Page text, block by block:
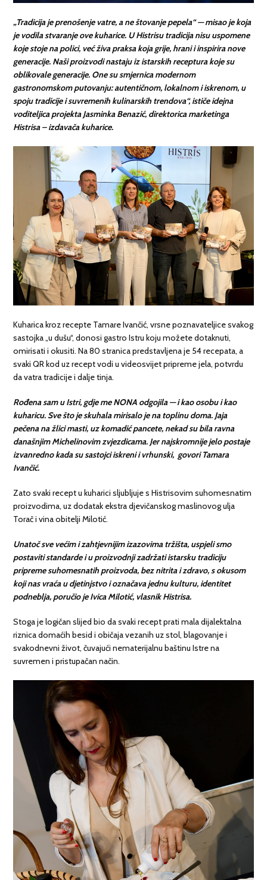
„Tradicija je prenošenje vatre, a ne štovanje pepela“ — misao je koja
je vodila stvaranje ove kuharice. U Histrisu tradicija nisu uspomene
koje stoje na polici, već živa praksa koja grije, hrani i inspirira nove
generacije. Naši proizvodi nastaju iz istarskih receptura koje su
oblikovale generacije. One su smjernica modernom
gastronomskom putovanju: autentičnom, lokalnom i iskrenom, u
spoju tradicije i suvremenih kulinarskih trendova“, ističe idejna
voditeljica projekta Jasminka Benazić, direktorica marketinga
Histrisa – izdavača kuharice.
Kuharica kroz recepte Tamare Ivančić, vrsne poznavateljice svakog
sastojka „u dušu“, donosi gastro Istru koju možete dotaknuti,
omirisati i okusiti. Na 80 stranica predstavljena je 54 recepata, a
svaki QR kod uz recept vodi u videosvijet pripreme jela, potvrdu
da vatra tradicije i dalje tinja.
Rođena sam u Istri, gdje me NONA odgojila — i kao osobu i kao
kuharicu. Sve što je skuhala mirisalo je na toplinu doma. Jaja
pečena na žlici masti, uz komadić pancete, nekad su bila ravna
današnjim Michelinovim zvjezdicama. Jer najskromnije jelo postaje
izvanredno kada su sastojci iskreni i vrhunski, govori Tamara
Ivančić.
Zato svaki recept u kuharici sljubljuje s Histrisovim suhomesnatim
proizvodima, uz dodatak ekstra djevičanskog maslinovog ulja
Torač i vina obitelji Milotić.
Unatoč sve većim i zahtjevnijim izazovima tržišta, uspjeli smo
postaviti standarde i u proizvodnji zadržati istarsku tradiciju
pripreme suhomesnatih proizvoda, bez nitrita i zdravo, s okusom
koji nas vraća u djetinjstvo i označava jednu kulturu, identitet
podneblja, poručio je Ivica Milotić, vlasnik Histrisa.
Stoga je logičan slijed bio da svaki recept prati mala dijalektalna
riznica domaćih besid i običaja vezanih uz stol, blagovanje i
svakodnevni život, čuvajući nematerijalnu baštinu Istre na
suvremen i pristupačan način.